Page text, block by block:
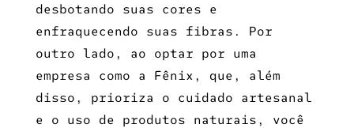
desbotando suas cores e
enfraquecendo suas fibras. Por
outro lado, ao optar por uma
empresa como a Fênix, que, além
disso, prioriza o cuidado artesanal
e o uso de produtos naturais, você